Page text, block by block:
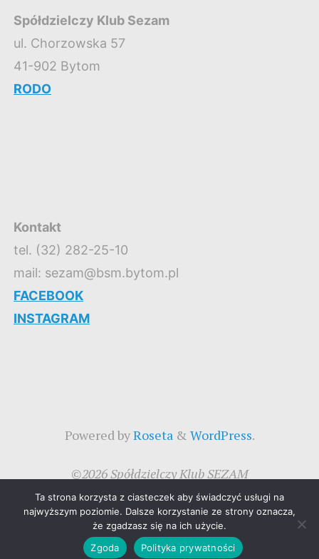
Spółdzielczy Klub Sezam
ul. Chorzowska 57
41-902 Bytom
RODO
Kontakt
tel. (32) 282-25-10
mail: sezam@bsm.bytom.pl
FACEBOOK
INSTAGRAM
Powered byRoseta& WordPress.
©2026 Spółdzielczy Klub SEZAM
Ta strona korzysta z ciasteczek aby świadczyć usługi na
najwyższym poziomie. Dalsze korzystanie ze strony oznacza,
że zgadzasz się na ich użycie.
Zgoda
Polityka prywatności